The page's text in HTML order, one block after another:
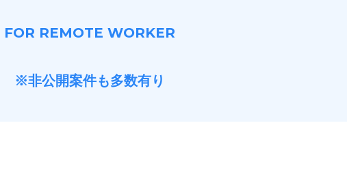
FOR REMOTE WORKER
※非公開案件も多数有り